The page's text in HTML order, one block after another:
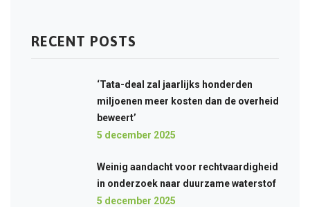
RECENT POSTS
‘Tata-deal zal jaarlijks honderden
miljoenen meer kosten dan de overheid
beweert’
5 december 2025
Weinig aandacht voor rechtvaardigheid
in onderzoek naar duurzame waterstof
5 december 2025